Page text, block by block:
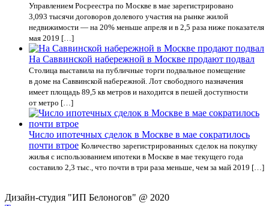
Управлением Росреестра по Москве в мае зарегистрировано
3,093 тысячи договоров долевого участия на рынке жилой
недвижимости — на 20% меньше апреля и в 2,5 раза ниже показателя
мая 2019 […]
На Саввинской набережной в Москве продают подвал
Столица выставила на публичные торги подвальное помещение
в доме на Саввинской набережной. Лот свободного назначения
имеет площадь 89,5 кв метров и находится в пешей доступности
от метро […]
Число ипотечных сделок в Москве в мае сократилось
почти втрое Количество зарегистрированных сделок на покупку
жилья с использованием ипотеки в Москве в мае текущего года
составило 2,3 тыс., что почти в три раза меньше, чем за май 2019 […]
Дизайн-студия "ИП Белоногов" @ 2020